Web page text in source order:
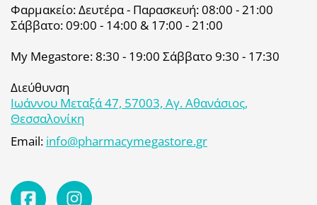
Φαρμακείο: Δευτέρα - Παρασκευή: 08:00 - 21:00
Σάββατο: 09:00 - 14:00 & 17:00 - 21:00
My Megastore: 8:30 - 19:00 Σάββατο 9:30 - 17:30
Διεύθυνση
Ιωάννου Μεταξά 47, 57003, Αγ. Αθανάσιος,
Θεσσαλονίκη
Email: info@pharmacymegastore.gr